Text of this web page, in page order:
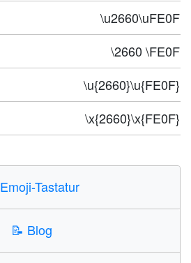
\u2660\uFE0F
\2660 \FE0F
\u{2660}\u{FE0F}
\x{2660}\x{FE0F}
Emoji-Tastatur
📝 Blog